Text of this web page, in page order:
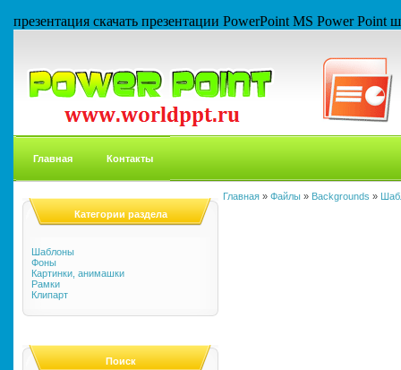
презентация скачать презентации PowerPoint MS Power
Главная Контакты
Категории раздела
Шаблоны
Фоны
Картинки, анимашки
Рамки
Клипарт
Поиск
Главная » Файлы » Backgrounds »